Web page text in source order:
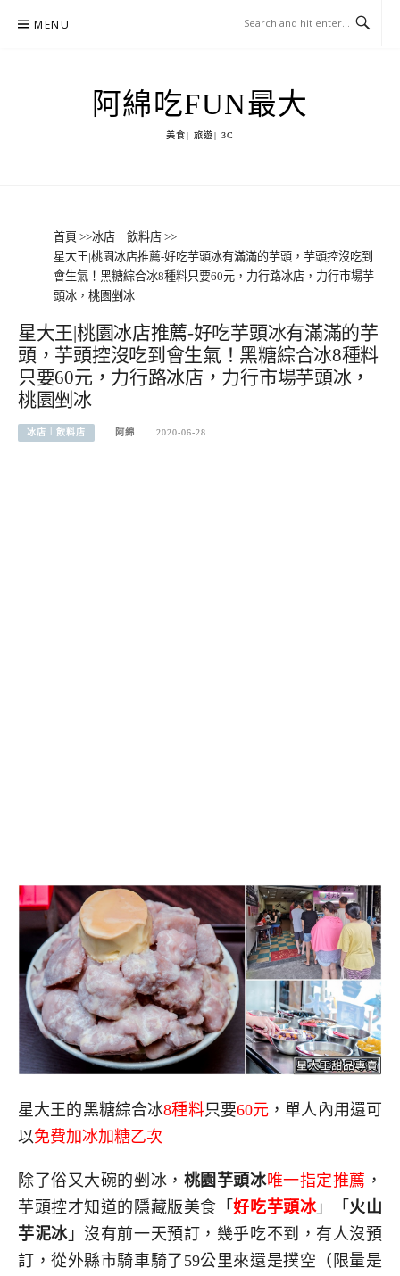
MENU
阿綿吃FUN最大
美食| 旅遊| 3C
首頁 >>冰店︱飲料店 >>
星大王|桃園冰店推薦-好吃芋頭冰有滿滿的芋頭，芋頭控沒吃到
會生氣！黑糖綜合冰8種料只要60元，力行路冰店，力行市場芋
頭冰，桃園剉冰
星大王|桃園冰店推薦-好吃芋頭冰有滿滿的芋
頭，芋頭控沒吃到會生氣！黑糖綜合冰8種料
只要60元，力行路冰店，力行市場芋頭冰，
桃園剉冰
冰店︱飲料店 阿綿 2020-06-28
星大王的黑糖綜合冰8種料只要60元 ，單人內用還可
以免費加冰加糖乙次
除了俗又大碗的剉冰， 桃園芋頭冰唯一指定推薦 ，
芋頭控才知道的隱藏版美食「好吃芋頭冰」「 火山
芋泥冰」沒有前一天預訂，幾乎吃不到，有人沒預
訂，從外縣市騎車騎了59公里來還是撲空（限量是